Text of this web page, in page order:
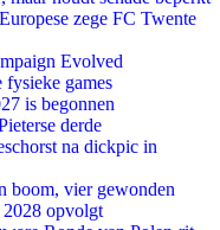
zege FC Twente
Evolved
games
is begonnen
derde
na dickpic in
boom, vier gewonden
opvolgt